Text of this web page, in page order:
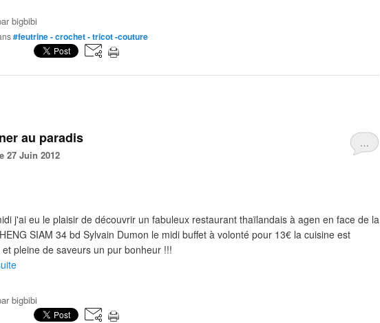
bigbibi
#feutrine - crochet - tricot -couture
…
au paradis
27 Juin 2012
j'ai eu le plaisir de découvrir un fabuleux restaurant thaïlandais à agen en face de la
SIAM 34 bd Sylvain Dumon le midi buffet à volonté pour 13€ la cuisine est
pleine de saveurs un pur bonheur !!!
bigbibi